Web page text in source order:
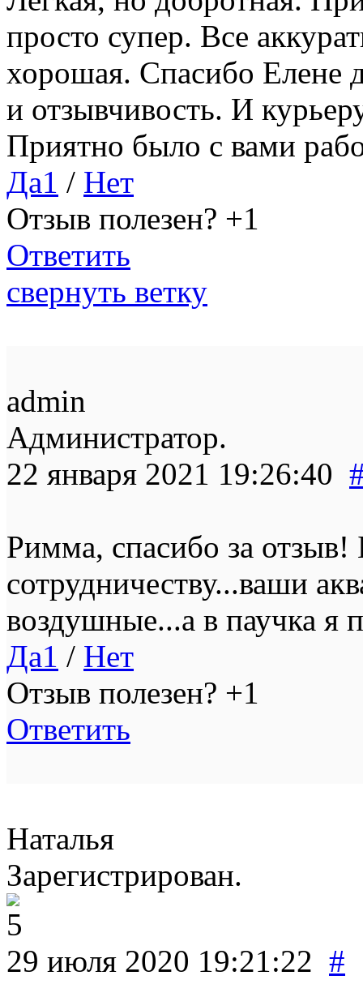
просто супер. Все
хорошая. Спасибо Елене
и отзывчивость. И
Приятно было с вами
Да1 / Нет
Отзыв полезен? +1
Ответить
свернуть ветку
admin
Администратор.
22 января 2021 19:26:40
Римма, спасибо за
сотрудничеству...ваши
воздушные...а в паучка я
Да1 / Нет
Отзыв полезен? +1
Ответить
Наталья
Зарегистрирован.
29 июля 2020 19:21:22 #